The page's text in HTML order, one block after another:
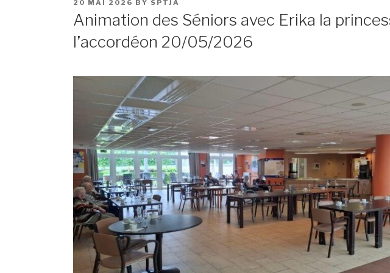
POSTED
20 MAI 2026 BY SPTJA
Animation des Séniors avec Erika la
l’accordéon 20/05/2026